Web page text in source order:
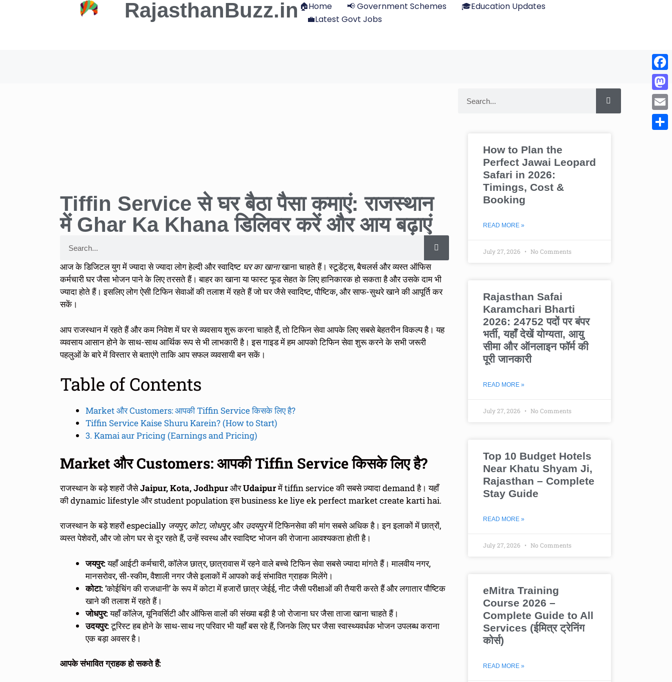
RajasthanBuzz.in 🏠Home 📢 Government Schemes
🎓Education Updates
💼Latest Govt Jobs
Tiffin Service से घर बैठा पैसा कमाएं: राजस्थान
में Ghar Ka Khana डिलिवर करें और आय बढ़ाएं
आज के डिजिटल युग में ज्यादा से ज्यादा लोग हेल्दी और स्वादिष्ट घर का खानाखाना चाहते हैं। स्टूडेंट्स, बैचलर्स और व्यस्त ऑफिस
कर्मचारी घर जैसा भोजन पाने के लिए तरसते हैं। बाहर का खाना या फास्ट फूड सेहत के लिए हानिकारक हो सकता है और उसके दाम भी
ज्यादा होते हैं। इसलिए लोग ऐसी टिफिन सेवाओं की तलाश में रहते हैं जो घर जैसे स्वादिष्ट, पौष्टिक, और साफ-सुथरे खाने की आपूर्ति कर
सकें।
आप राजस्थान में रहते हैं और कम निवेश में घर से व्यवसाय शुरू करना चाहते हैं, तो टिफिन सेवा आपके लिए सबसे बेहतरीन विकल्प है। यह
व्यवसाय आसान होने के साथ-साथ आर्थिक रूप से भी लाभकारी है। इस गाइड में हम आपको टिफिन सेवा शुरू करने के सभी जरूरी
पहलुओं के बारे में विस्तार से बताएंगे ताकि आप सफल व्यवसायी बन सकें।
Table of Contents
Market और Customers: आपकी Tiffin Service किसके लिए है?
Tiffin Service Kaise Shuru Karein? (How to Start)
3. Kamai aur Pricing (Earnings and Pricing)
Market और Customers: आपकी Tiffin Service किसके लिए है?
राजस्थान के बड़े शहरों जैसेJaipur, Kota, JodhpurऔरUdaipurमें tiffin service की सबसे ज़्यादा demand है। यहाँ
की dynamic lifestyle और student population इस business ke liye ek perfect market create karti hai.
राजस्थान के बड़े शहरों especially जयपुर, कोटा, जोधपुर,और उदयपुरमें टिफिनसेवा की मांग सबसे अधिक है। इन इलाकों में छात्रों,
व्यस्त पेशेवरों, और जो लोग घर से दूर रहते हैं, उन्हें स्वस्थ और स्वादिष्ट भोजन की रोजाना आवश्यकता होती है।
जयपुर:यहाँ आईटी कर्मचारी, कॉलेज छात्र, छात्रावास में रहने वाले बच्चे टिफिन सेवा सबसे ज्यादा मांगते हैं। मालवीय नगर,
मानसरोवर, सी-स्कीम, वैशाली नगर जैसे इलाकों में आपको कई संभावित ग्राहक मिलेंगे।
कोटा:‘कोईचिंग की राजधानी’ के रूप में कोटा में हजारों छात्र जेईई, नीट जैसी परीक्षाओं की तैयारी करते हैं और लगातार पौष्टिक
खाने की तलाश में रहते हैं।
जोधपुर:यहाँ कॉलेज, यूनिवर्सिटी और ऑफिस वालों की संख्या बड़ी है जो रोजाना घर जैसा ताजा खाना चाहते हैं।
उदयपुर:टूरिस्ट हब होने के साथ-साथ नए परिवार भी यहाँ बस रहे हैं, जिनके लिए घर जैसा स्वास्थ्यवर्धक भोजन उपलब्ध कराना
एक बड़ा अवसर है।
आपके संभावित ग्राहक हो सकते हैं:
How to Plan the
Perfect Jawai Leopard
Safari in 2026:
Timings, Cost &
Booking
READ MORE »
July 27, 2026 No Comments
Rajasthan Safai
Karamchari Bharti
2026: 24752 पदों पर बंपर
भर्ती, यहाँ देखें योग्यता, आयु
सीमा और ऑनलाइन फॉर्म की
पूरी जानकारी
READ MORE »
July 27, 2026 No Comments
Top 10 Budget Hotels
Near Khatu Shyam Ji,
Rajasthan – Complete
Stay Guide
READ MORE »
July 27, 2026 No Comments
eMitra Training
Course 2026 –
Complete Guide to All
Services (ईमित्र ट्रेनिंग
कोर्स)
READ MORE »